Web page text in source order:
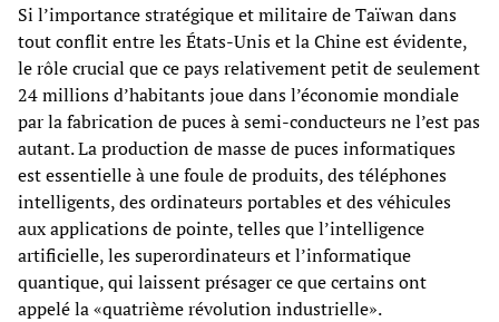
Si l’importance stratégique et militaire de Taïwan dans
tout conflit entre les États-Unis et la Chine est évidente,
le rôle crucial que ce pays relativement petit de seulement
24 millions d’habitants joue dans l’économie mondiale
par la fabrication de puces à semi-conducteurs ne l’est pas
autant. La production de masse de puces informatiques
est essentielle à une foule de produits, des téléphones
intelligents, des ordinateurs portables et des véhicules
aux applications de pointe, telles que l’intelligence
artificielle, les superordinateurs et l’informatique
quantique, qui laissent présager ce que certains ont
appelé la «quatrième révolution industrielle».